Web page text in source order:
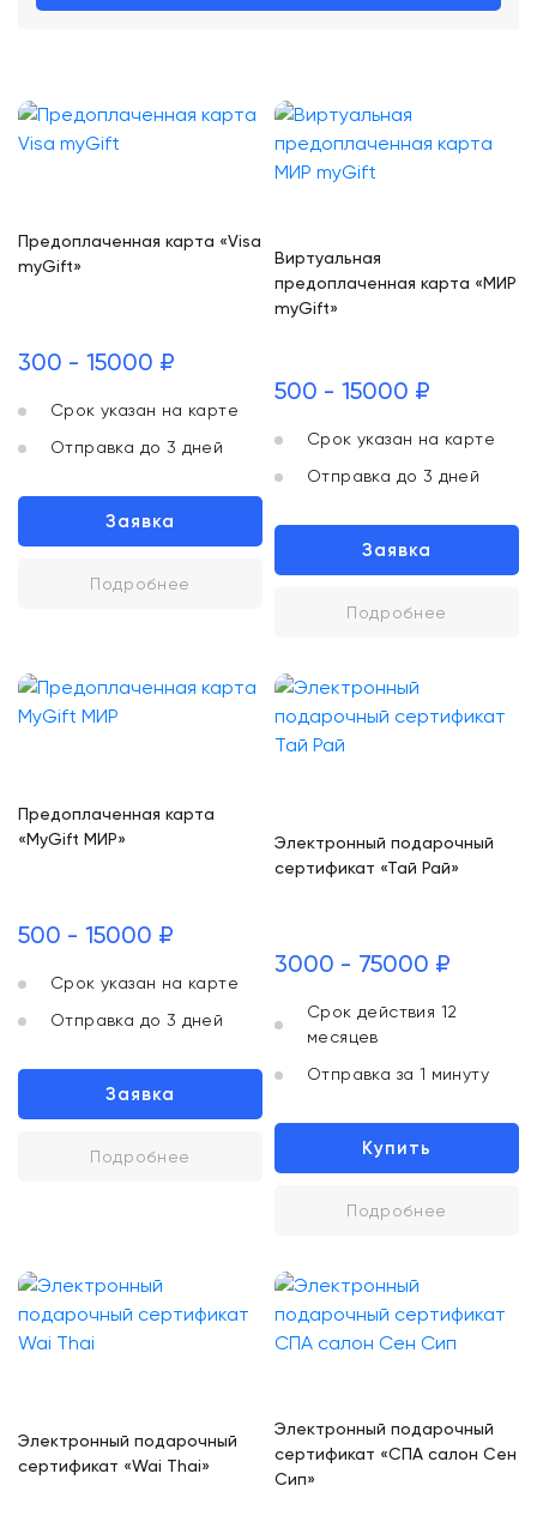
Предоплаченная карта «Visa
myGift»
300 - 15000 ₽
Срок указан на карте
Отправка до 3 дней
Заявка
Подробнее
Виртуальная
предоплаченная карта «МИР
myGift»
500 - 15000 ₽
Срок указан на карте
Отправка до 3 дней
Заявка
Подробнее
Предоплаченная карта
«MyGift МИР»
500 - 15000 ₽
Срок указан на карте
Отправка до 3 дней
Заявка
Подробнее
Электронный подарочный
сертификат «Тай Рай»
3000 - 75000 ₽
Срок действия 12
месяцев
Отправка за 1 минуту
Купить
Подробнее
Электронный подарочный
сертификат «Wai Thai»
Электронный подарочный
сертификат «СПА салон Сен
Сип»